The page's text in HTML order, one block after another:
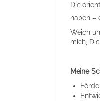
Die
haben –
Weich
mich,
Meine